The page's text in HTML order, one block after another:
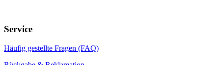
Service
Häufig gestellte Fragen (FAQ)